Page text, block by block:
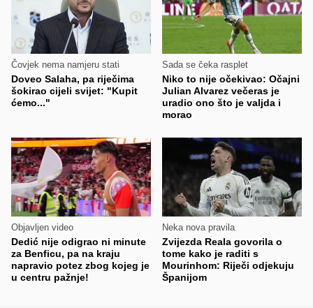
Čovjek nema namjeru stati
Doveo Salaha, pa riječima
šokirao cijeli svijet: "Kupit
ćemo..."
Sada se čeka rasplet
Niko to nije očekivao: Očajni
Julian Alvarez večeras je
uradio ono što je valjda i
morao
Objavljen video
Dedić nije odigrao ni minute
za Benficu, pa na kraju
napravio potez zbog kojeg je
u centru pažnje!
Neka nova pravila
Zvijezda Reala govorila o
tome kako je raditi s
Mourinhom: Riječi odjekuju
Španijom